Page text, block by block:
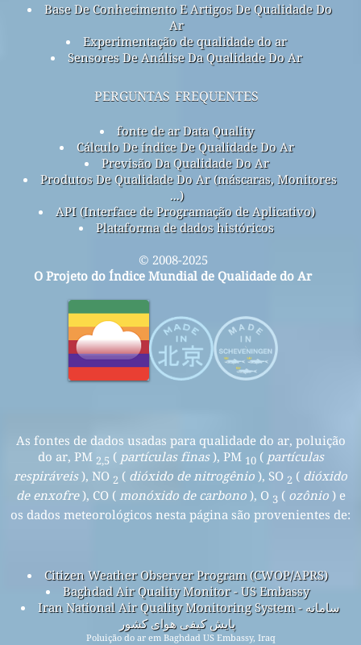
Base De Conhecimento E Artigos De Qualidade Do
Ar
Experimentação de qualidade do ar
Sensores De Análise Da Qualidade Do Ar
perguntas frequentes
fonte de ar Data Quality
Cálculo De índice De Qualidade Do Ar
Previsão Da Qualidade Do Ar
Produtos De Qualidade Do Ar (máscaras, Monitores
...)
API (Interface de Programação de Aplicativo)
Plataforma de dados históricos
© 2008-2025
O Projeto do Índice Mundial de Qualidade do Ar
As fontes de dados usadas para qualidade do ar, poluição
do ar, PM 2,5 ( partículas finas), PM 10( partículas
respiráveis), NO 2 ( dióxido de nitrogênio ), SO 2 ( dióxido
de enxofre), CO ( monóxido de carbono), O 3 ( ozônio) e
os dados meteorológicos nesta página são provenientes de:
Citizen Weather Observer Program (CWOP/APRS)
Baghdad Air Quality Monitor - US Embassy
Iran National Air Quality Monitoring System - سامانه
پایش کیفی هوای کشور
Poluição do ar em Baghdad US Embassy, Iraq